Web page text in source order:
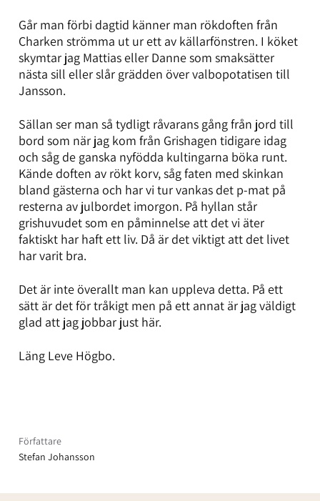
Går man förbi dagtid känner man rökdoften från
Charken strömma ut ur ett av källarfönstren. I köket
skymtar jag Mattias eller Danne som smaksätter
nästa sill eller slår grädden över valbopotatisen till
Jansson.
Sällan ser man så tydligt råvarans gång från jord till
bord som när jag kom från Grishagen tidigare idag
och såg de ganska nyfödda kultingarna böka runt.
Kände doften av rökt korv, såg faten med skinkan
bland gästerna och har vi tur vankas det p-mat på
resterna av julbordet imorgon. På hyllan står
grishuvudet som en påminnelse att det vi äter
faktiskt har haft ett liv. Då är det viktigt att det livet
har varit bra.
Det är inte överallt man kan uppleva detta. På ett
sätt är det för tråkigt men på ett annat är jag väldigt
glad att jag jobbar just här.
Läng Leve Högbo.
Författare
Stefan Johansson